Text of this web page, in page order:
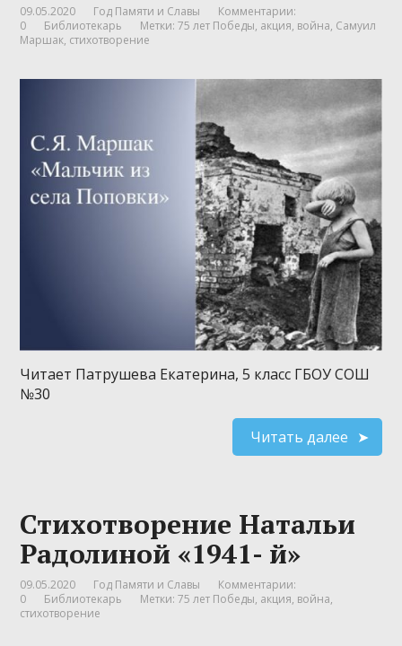
09.05.2020 Год Памяти и Славы
Комментарии:
0
Библиотекарь Метки:75 лет Победы, акция, война, Самуил
Маршак, стихотворение
Читает Патрушева Екатерина, 5 класс ГБОУ СОШ
№30
Читать далее
Стихотворение Натальи
Радолиной «1941- й»
09.05.2020 Год Памяти и Славы
Комментарии:
0
Библиотекарь Метки:75 лет Победы, акция, война,
стихотворение